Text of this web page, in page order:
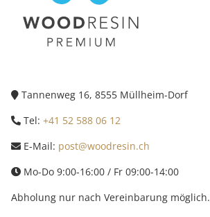
Tannenweg 16, 8555 Müllheim-Dorf
Tel: +41 52 588 06 12
E-Mail: post@woodresin.ch
Mo-Do 9:00-16:00 / Fr 09:00-14:00
Abholung nur nach Vereinbarung möglich.